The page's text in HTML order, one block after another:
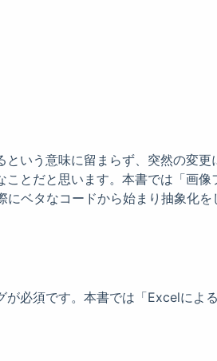
いう意味に留まらず、突然の変更
とだと思います。本書では「画像
ベタなコードから始まり抽象化を
必須です。本書では「Excelによ